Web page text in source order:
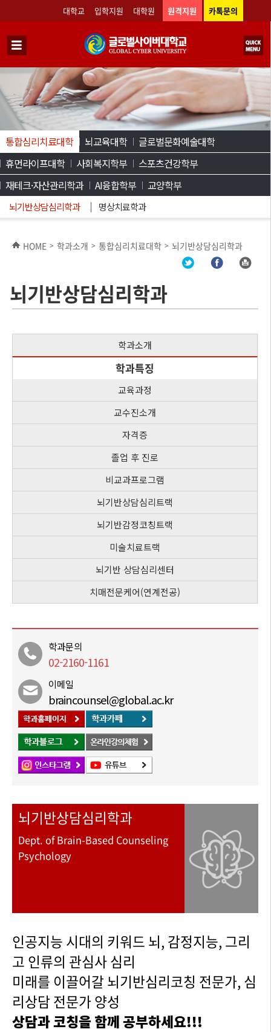
대학교 입학지원 대학원 원격지원 카톡문의
통합심리치료대학
뇌기반상담심리학과 명상치료학과
뇌교육대학
글로벌문화예술대학
휴먼라이프대학
사회복지학부
스포츠건강학부
재테크·자산관리학과
AI융합학부 교양학부
HOME > 학과소개 > 통합심리치료대학 > 뇌기반상담심리학과
뇌기반상담심리학과
학과소개
학과특징
교육과정
교수진소개
자격증
졸업 후 진로
비교과프로그램
뇌기반상담심리트랙
뇌기반감정코칭트랙
미술치료트랙
뇌기반 상담심리센터
치매전문케어(연계전공)
학과문의
02-2160-1161
이메일
braincounsel@global.ac.kr
뇌기반상담심리학과
Dept. of Brain-Based Counseling
Psychology
인공지능 시대의 키워드 뇌, 감정지능, 그리
고 인류의 관심사 심리
미래를 이끌어갈 뇌기반심리코칭 전문가, 심
리상담 전문가 양성
상담과 코칭을 함께 공부하세요!!!